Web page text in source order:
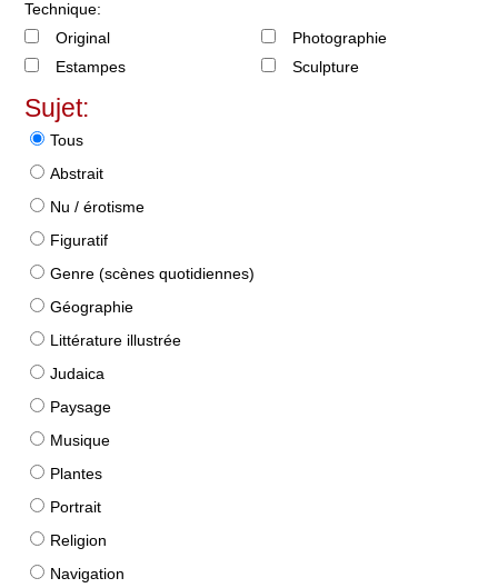
Technique:
Original
Estampes
Photographie
Sculpture
Sujet:
Tous
Abstrait
Nu / érotisme
Figuratif
Genre (scènes quotidiennes)
Géographie
Littérature illustrée
Judaica
Paysage
Musique
Plantes
Portrait
Religion
Navigation